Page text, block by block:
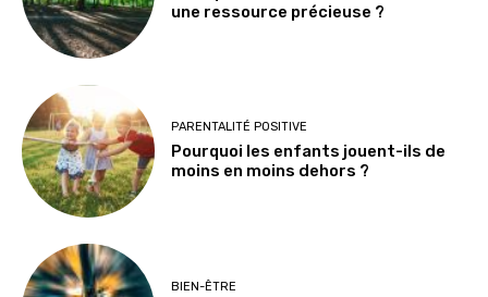
une ressource précieuse ?
PARENTALITÉ POSITIVE
Pourquoi les enfants jouent-ils de
moins en moins dehors ?
BIEN-ÊTRE